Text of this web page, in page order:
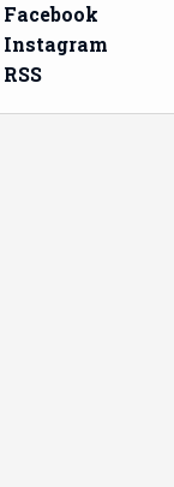
Facebook
Instagram
RSS